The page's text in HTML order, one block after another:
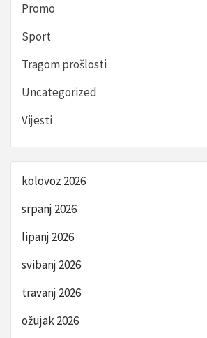
Promo
Sport
Tragom prošlosti
Uncategorized
Vijesti
kolovoz 2026
srpanj 2026
lipanj 2026
svibanj 2026
travanj 2026
ožujak 2026